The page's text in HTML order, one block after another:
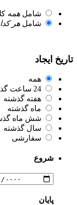
شامل همه
شامل هر
تاریخ ایجاد
همه
24 ساعت گذشته
هفته گذشته
ماه گذشته
شش ماه
سال گذشته
سفارشی
شروع
پایان